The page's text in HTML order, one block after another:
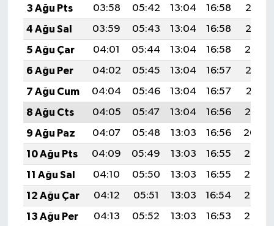
3 Ağu Pts
03:58 05:42 13:04 16:58
20:16
4 Ağu Sal
03:59 05:43 13:04 16:58
20:15
5 Ağu Çar
04:01 05:44 13:04 16:58
20:14
6 Ağu Per
04:02 05:45 13:04 16:57
20:12
7 Ağu Cum
04:04 05:46 13:04 16:57
20:11
8 Ağu Cts
04:05 05:47 13:04 16:56
20:10
9 Ağu Paz
04:07 05:48 13:03 16:56
20:09
10 Ağu Pts
04:09 05:49 13:03 16:55
20:07
11 Ağu Sal
04:10 05:50 13:03 16:55
20:06
12 Ağu Çar
04:12 05:51 13:03 16:54
20:05
13 Ağu Per
04:13 05:52 13:03 16:53
20:03